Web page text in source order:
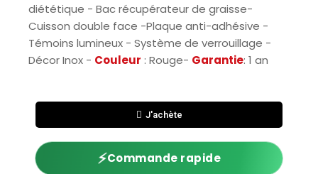
diététique - Bac récupérateur de graisse-
Cuisson double face -Plaque anti-adhésive -
Témoins lumineux - Système de verrouillage -
Décor Inox - Couleur : Rouge- Garantie: 1 an
J'achète
⚡Commande rapide